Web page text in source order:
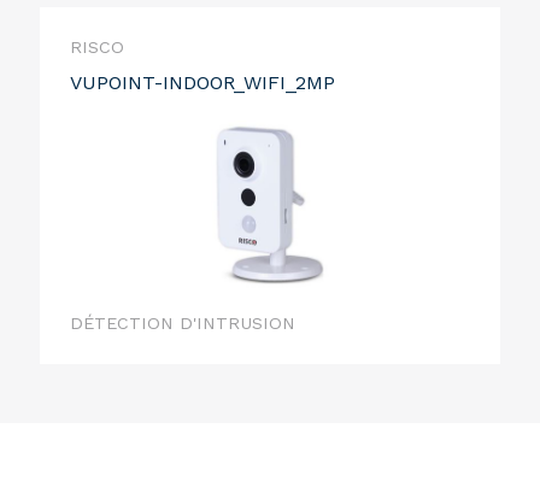
RISCO
VUPOINT-INDOOR_WIFI_2MP
DÉTECTION D'INTRUSION